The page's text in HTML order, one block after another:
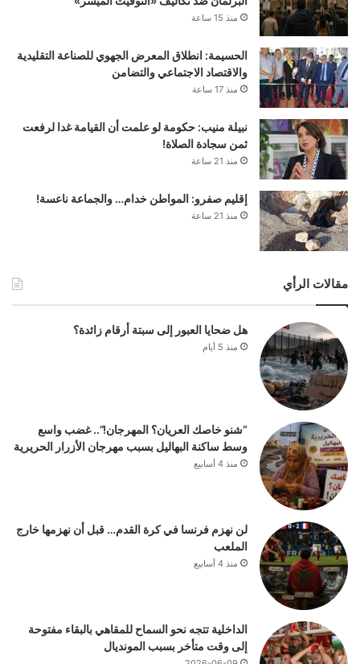
منذ 15 ساعة
الحسيمة: انطلاق المعرض الجهوي للصناعة التقليدية
والاقتصاد الاجتماعي والتضامن
منذ 17 ساعة
نبيلة منيب: حكومة لو علمت أن القيامة غدا لرفعت
ثمن سجادة الصلاة!
منذ 21 ساعة
إقليم صفرو: المواطن خدام… والجماعة ناعسة!
منذ 21 ساعة
مقالات الرأي
هل ضحايا العبور إلى سبتة أرقام زائدة؟
منذ 5 أيام
“شنو خاصك العريان؟ المهرجان!”.. غضب واسع
وسط ساكنة البهاليل بسبب مهرجان الأزرار الحريرية
منذ 4 أسابيع
لن نهزم فرنسا في كرة القدم… قبل أن نهزمها خارج
الملعب
منذ 4 أسابيع
الداخلية تتجه نحو السماح للمقاهي بالبقاء مفتوحة
إلى وقت متأخر بسبب المونديال